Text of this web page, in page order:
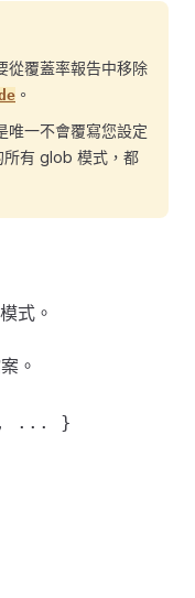
從覆蓋率報告中移除
。
唯一不會覆寫您設定
所有 glob 模式，都
式。
。
... }